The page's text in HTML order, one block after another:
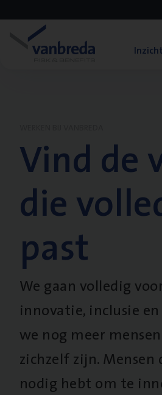
Vind de
die
past
We gaan volledig
innovatie, inclusie
we nog meer
zichzelf zijn.
nodig hebt om te